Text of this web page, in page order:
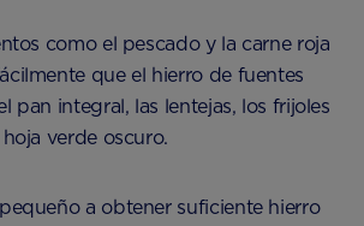
como el pescado y la carne roja
que el hierro de fuentes
pan integral, las lentejas, los frijoles
verde oscuro.
a obtener suficiente hierro